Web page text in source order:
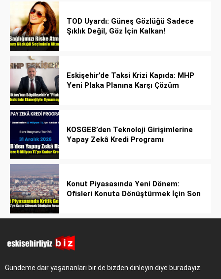
TOD Uyardı: Güneş Gözlüğü Sadece
Şıklık Değil, Göz İçin Kalkan!
Eskişehir’de Taksi Krizi Kapıda: MHP
Yeni Plaka Planına Karşı Çözüm
KOSGEB’den Teknoloji Girişimlerine
Yapay Zekâ Kredi Programı
Konut Piyasasında Yeni Dönem:
Ofisleri Konuta Dönüştürmek İçin Son
Gündeme dair yaşananları bir de bizden dinleyin diye buradayız.